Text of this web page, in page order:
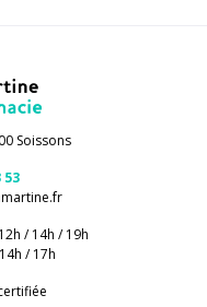
Soissons
53
/ 14h / 19h
/ 17h